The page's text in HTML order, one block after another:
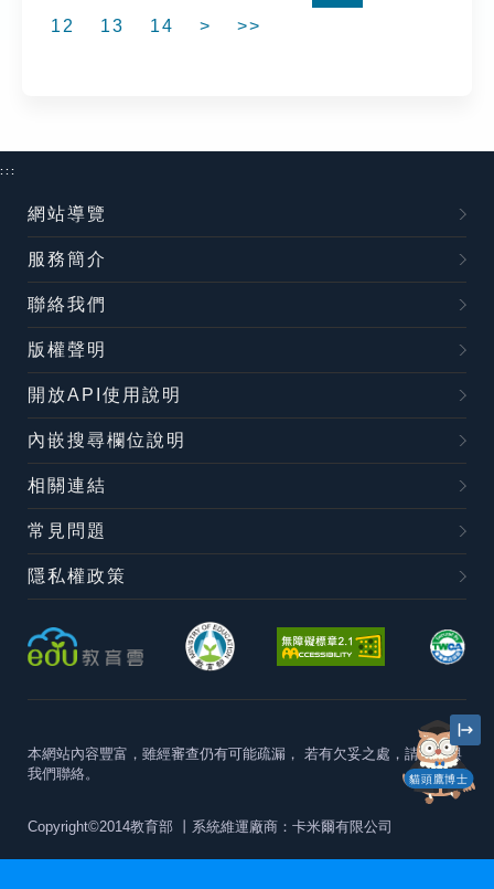
12
13 14 > >>
貓頭鷹博士
:::
網站導覽
服務簡介
聯絡我們
版權聲明
開放API使用說明
內嵌搜尋欄位說明
相關連結
常見問題
隱私權政策
本網站內容豐富，雖經審查仍有可能疏漏， 若有欠妥之處，請隨時與
我們聯絡。
Copyright©2014教育部 丨系統維運廠商：卡米爾有限公司